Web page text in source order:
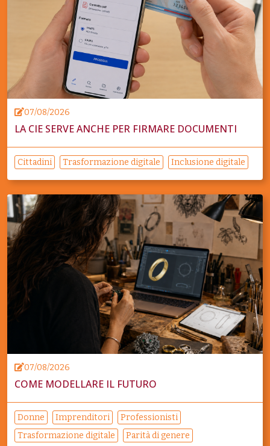
07/08/2026
LA CIE SERVE ANCHE PER FIRMARE DOCUMENTI
Cittadini Trasformazione digitale Inclusione digitale
07/08/2026
COME MODELLARE IL FUTURO
Donne Imprenditori
Professionisti
Trasformazione digitale
Parità di genere